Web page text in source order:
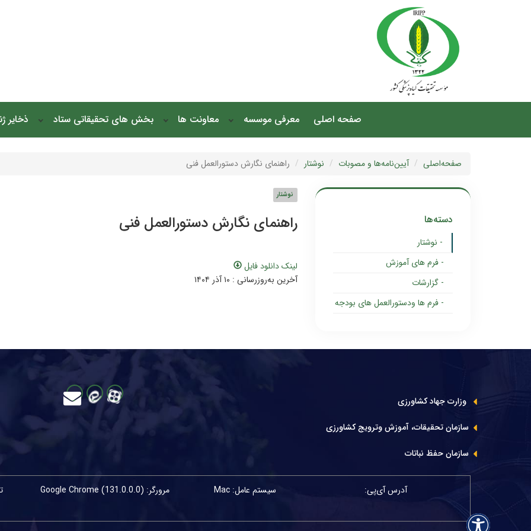
صفحه اصلی معرفی موسسه معاونت ها بخش های تحقیقاتی ستاد ذخایر
صفحه‌اصلی آیین‌نامه‌ها و مصوبات نوشتار راهنمای نگارش دستورالعمل فنی
نوشتار
راهنمای نگارش دستورالعمل فنی
لینک دانلود فایل
آخرین به‌روزرسانی : ۱۰ آذر ۱۴۰۴
دسته‌ها
- نوشتار
- فرم های آموزش
- گزارشات
- فرم ها ودستورالعمل های بودجه
وزارت جهاد کشاورزی
سازمان تحقیقات، آموزش وترویج کشاورزی
سازمان حفظ نباتات
آدرس آی‌پی: سیستم عامل: Mac مرورگر: Google Chrome (131.0.0.0)